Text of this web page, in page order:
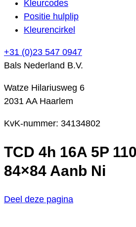
Kleurcodes
Positie hulplip
Kleurencirkel
+31 (0)23 547 0947
Bals Nederland B.V.
Watze Hilariusweg 6
2031 AA Haarlem
KvK-nummer: 34134802
TCD 4h 16A 5P
84×84 Aanb Ni
Deel deze pagina